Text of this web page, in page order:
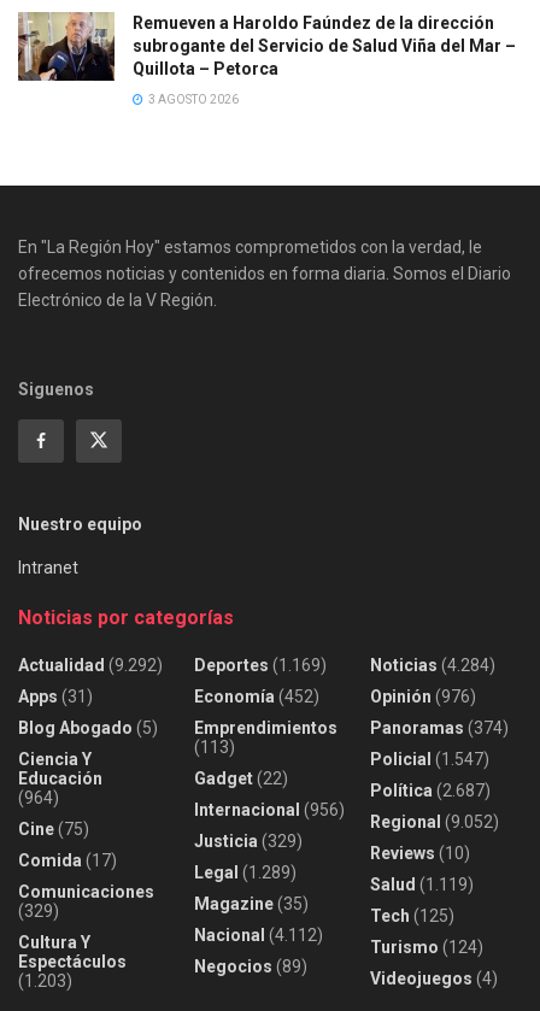
Remueven a Haroldo Faúndez de la dirección
subrogante del Servicio de Salud Viña del Mar –
Quillota – Petorca
3 AGOSTO 2026
En "La Región Hoy" estamos comprometidos con la verdad, le
ofrecemos noticias y contenidos en forma diaria. Somos el Diario
Electrónico de la V Región.
Siguenos
Nuestro equipo
Intranet
Noticias por categorías
Actualidad (9.292)
Apps (31)
Blog Abogado (5)
Ciencia Y
Educación
(964)
Cine(75)
Comida (17)
Comunicaciones
(329)
Cultura Y
Espectáculos
(1.203)
Deportes (1.169)
Economía (452)
Emprendimientos
(113)
Gadget(22)
Internacional (956)
Justicia (329)
Legal (1.289)
Magazine(35)
Nacional (4.112)
Negocios (89)
Noticias (4.284)
Opinión (976)
Panoramas (374)
Policial (1.547)
Política (2.687)
Regional (9.052)
Reviews (10)
Salud (1.119)
Tech (125)
Turismo (124)
Videojuegos (4)